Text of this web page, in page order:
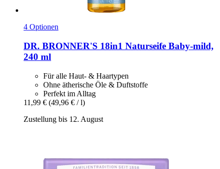
4 Optionen
DR. BRONNER'S 18in1 Naturseife Baby-​mild,
240 ml
Für alle Haut- & Haartypen
Ohne ätherische Öle & Duftstoffe
Perfekt im Alltag
11,99 € (49,96 € / l)
Zustellung bis 12. August